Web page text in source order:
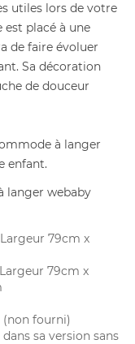
utiles lors de votre
placé à une
de faire évoluer
Sa décoration
de douceur
à langer
enfant.
langer webaby
79cm x
79cm x
(non fourni)
sa version sans